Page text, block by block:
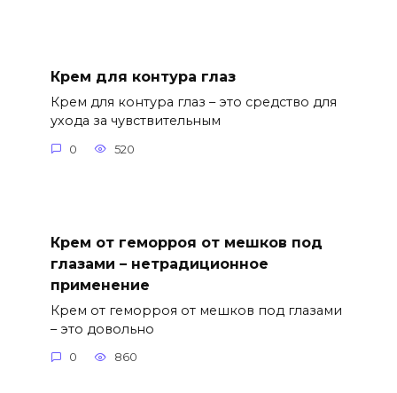
Крем для контура глаз
Крем для контура глаз – это средство для
ухода за чувствительным
0 520
Крем от геморроя от мешков под
глазами – нетрадиционное
применение
Крем от геморроя от мешков под глазами
– это довольно
0 860